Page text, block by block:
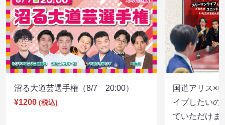
沼る大道芸選手権（8/7 20:00）
¥1200 (税込)
国道アリス×
イブしたいの
ていただけ